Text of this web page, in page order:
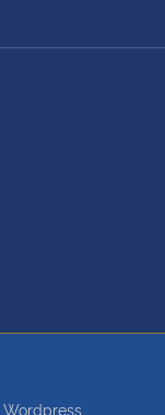
Wordpress